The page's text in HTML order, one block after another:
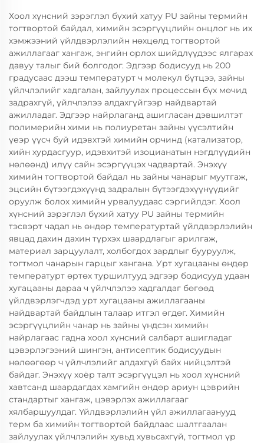
Хоол хүнсний зэрэглэл бүхий хатуу PU зайны термийн
тогтвортой байдал, химийн эсэргүүцлийн онцлог нь их
хэмжээний үйлдвэрлэлийн нөхцөлд тогтвортой
ажиллагааг хангаж, энгийн орлох шийдлүүдээс ялгарах
давуу талыг бий болгодог. Эдгээр бодисууд нь 200
градусаас дээш температурт ч молекул бүтцээ, зайны
үйлчлэлийг хадгалан, зайлуулах процессын бүх мөчид
задрахгүй, үйлчлэлээ алдахгүйгээр найдвартай
ажилладаг. Эдгээр найрлаганд ашигласан дэвшилтэт
полимерийн хими нь полиуретан зайны үүсэлтийн
үеэр үүсч буй идэвхтэй химийн орчинд (катализатор,
хийн хурдасгуур, идэвхитэй изоцианатын нэгдлүүдийн
нөлөөнд) илүү сайн эсэргүүцэх чадвартай. Энэхүү
химийн тогтвортой байдал нь зайны чанарыг муутгаж,
эцсийн бүтээгдэхүүнд задралын бүтээгдэхүүнүүдийг
оруулж болох химийн урвалуудаас сэргийлдэг. Хоол
хүнсний зэрэглэл бүхий хатуу PU зайны термийн
тэсвэрт чадал нь өндөр температуртай үйлдвэрлэлийн
явцад дахин дахин түрхэх шаардлагыг арилгаж,
материал зарцуулалт, холбогдох зардлыг бууруулж,
тогтмол чанарын гарцыг хангана. Урт хугацааны өндөр
температурт өртөх туршилтууд эдгээр бодисууд удаан
хугацааны дараа ч үйлчлэлээ хадгалдаг бөгөөд
үйлдвэрлэгчдэд урт хугацааны ажиллагааны
найдвартай байдлын талаар итгэл өгдөг. Химийн
эсэргүүцлийн чанар нь зайны үндсэн химийн
найрлагаас гадна хоол хүнсний салбарт ашигладаг
цэвэрлэгээний шингэн, антисептик бодисуудын
нөлөөгөөр ч үйлчлэлийг алдахгүй байх нийцэлтэй
байдаг. Энэхүү хоёр талт эсэргүүцэл нь хоол хүнсний
хавтсанд шаардагдах хамгийн өндөр ариун цэврийн
стандартыг хангаж, цэвэрлэх ажиллагааг
хялбаршуулдаг. Үйлдвэрлэлийн үйл ажиллагаанууд
терм ба химийн тогтвортой байдлаас шалтгаалан
зайлуулах үйлчлэлийн хувьд хувьсахгүй, тогтмол үр